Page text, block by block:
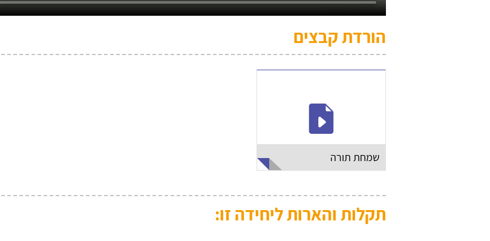
הורדת קבצים
שמחת תורה
תקלות והארות ליחידה זו: